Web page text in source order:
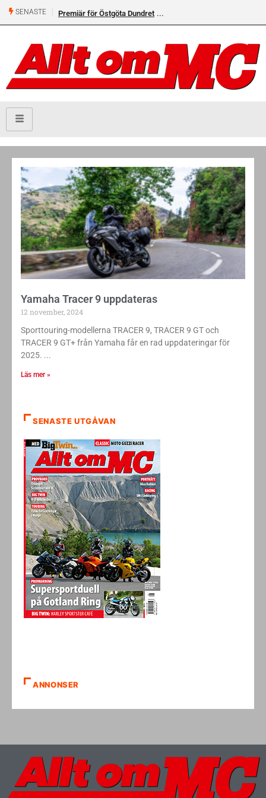
SENASTE Premiär för Östgöta Dundret
Yamaha Tracer 9 uppdateras
12 november, 2024
Sporttouring-modellerna TRACER 9, TRACER 9 GT och
TRACER 9 GT+ från Yamaha får en rad uppdateringar för
2025.
Läs mer »
SENASTE UTGÅVAN
ANNONSER